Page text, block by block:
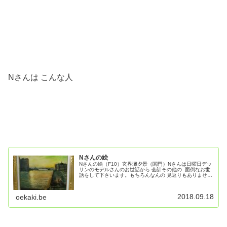
Nさんは こんな人
Nさんの絵
Nさんの絵（F10）玄界灘夕景（関門）Nさんは日曜日デッ
サンのモデルさんのお世話から 会計その他の 面倒なお世
話をして下さいます。もちろんなんの 見返りもありませ
oekaki.be 2018.09.18